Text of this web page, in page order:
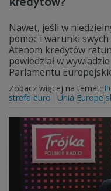
Nawet, jeśli w
pomoc i warunki
Atenom kredytów
powiedział w
Parlamentu
Zobacz więcej na temat:
strefa euro
Unia